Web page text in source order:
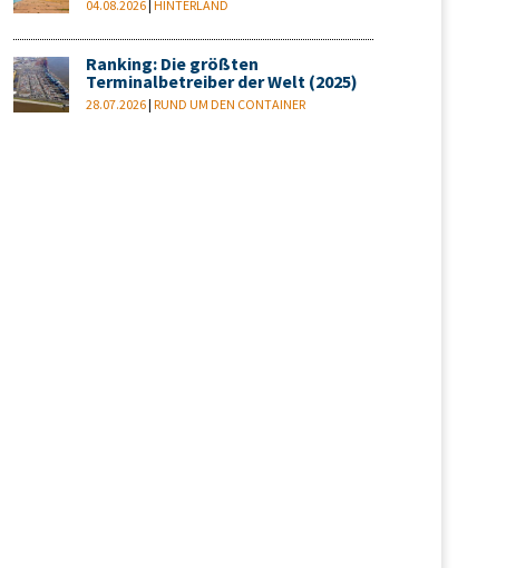
04.08.2026 |HINTERLAND
Ranking: Die größten
Terminalbetreiber der Welt (2025)
28.07.2026 |RUND UM DEN CONTAINER